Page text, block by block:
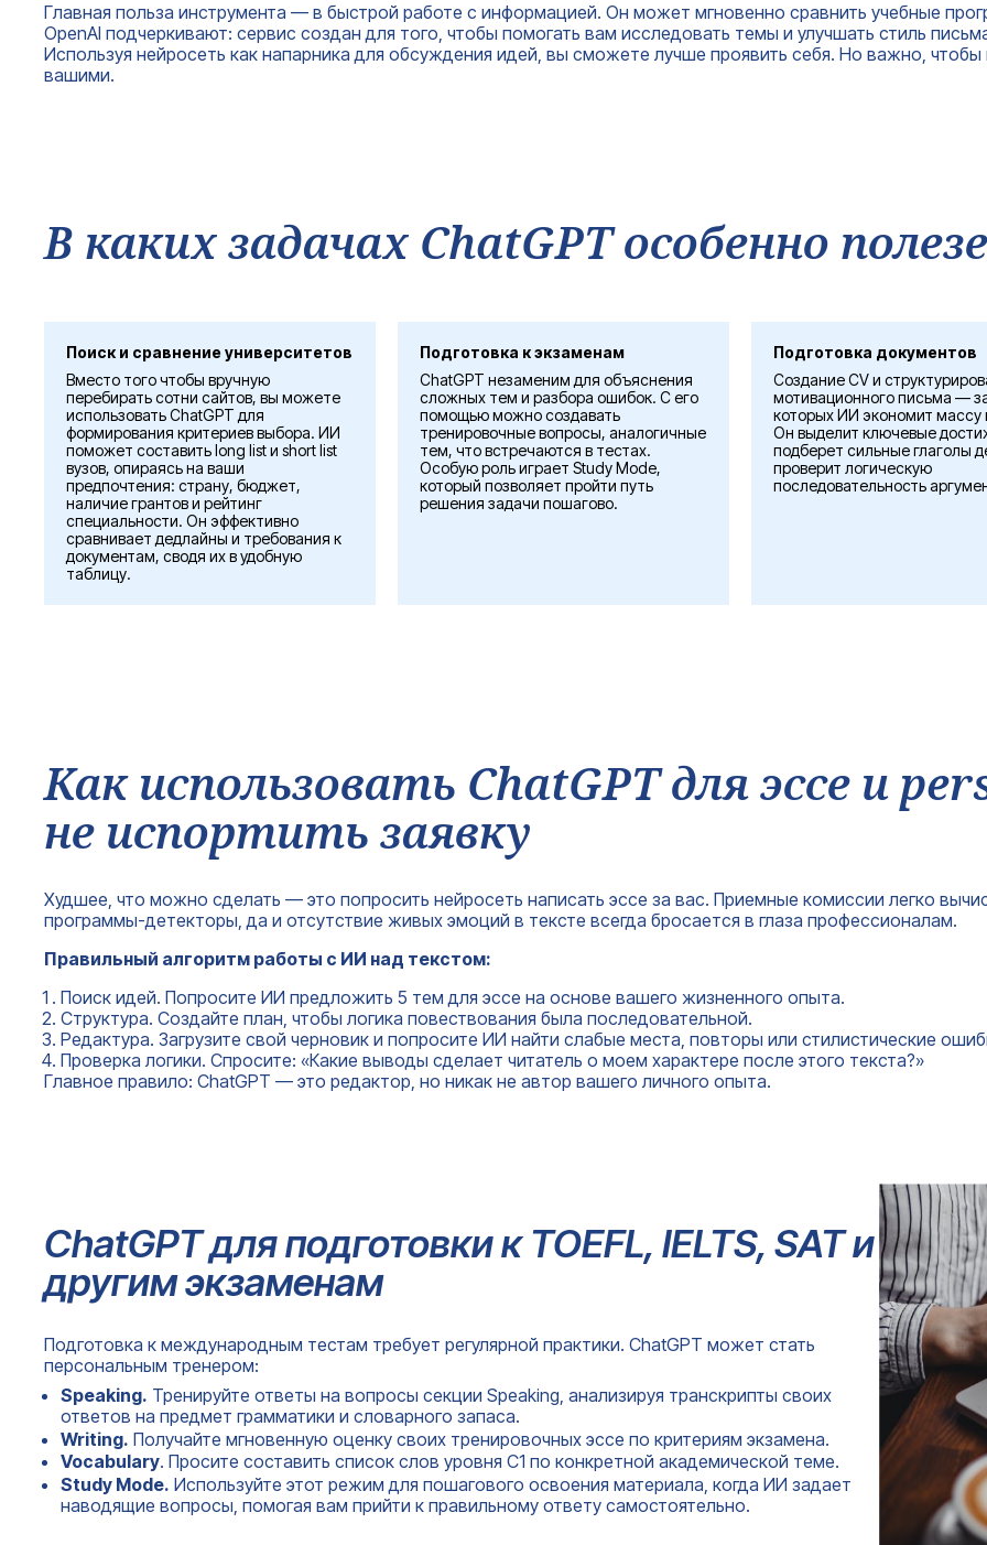
Ваше Имя*
+380
Ваш e-mail*
Получить консультацию
Главная польза инструмента — в быстрой работе с информацией. Он может мгновенно сравнить учебные
OpenAI подчеркивают: сервис создан для того, чтобы помогать вам исследовать темы и улучшать стиль
Используя нейросеть как напарника для обсуждения идей, вы сможете лучше проявить себя. Но важно,
вашими.
В каких задачах ChatGPT особенно
Поиск и сравнение университетов
Вместо того чтобы вручную
перебирать сотни сайтов, вы можете
использовать ChatGPT для
формирования критериев выбора. ИИ
поможет составить long list и short list
вузов, опираясь на ваши
предпочтения: страну, бюджет,
наличие грантов и рейтинг
специальности. Он эффективно
сравнивает дедлайны и требования к
документам, сводя их в удобную
таблицу.
Подготовка к экзаменам
ChatGPT незаменим для объяснения
сложных тем и разбора ошибок. С его
помощью можно создавать
тренировочные вопросы, аналогичные
тем, что встречаются в тестах.
Особую роль играет Study Mode,
который позволяет пройти путь
решения задачи пошагово.
Подготовка документов
Создание CV и
мотивационного письма —
которых ИИ экономит массу
Он выделит ключевые
подберет сильные глаголы
проверит логическую
последовательность
Как использовать ChatGPT для эссе и
не испортить заявку
Худшее, что можно сделать — это попросить нейросеть написать эссе за вас. Приемные комиссии легко
программы-детекторы, да и отсутствие живых эмоций в тексте всегда бросается в глаза профессионалам.
Правильный алгоритм работы с ИИ над текстом:
Поиск идей. Попросите ИИ предложить 5 тем для эссе на основе вашего жизненного опыта.
Структура. Создайте план, чтобы логика повествования была последовательной.
Редактура. Загрузите свой черновик и попросите ИИ найти слабые места, повторы или стилистические
Проверка логики. Спросите: «Какие выводы сделает читатель о моем характере после этого текста?»
Главное правило: ChatGPT — это редактор, но никак не автор вашего личного опыта.
ChatGPT для подготовки к TOEFL, IELTS, SAT и
другим экзаменам
Подготовка к международным тестам требует регулярной практики. ChatGPT может стать
персональным тренером:
Speaking. Тренируйте ответы на вопросы секции Speaking, анализируя транскрипты своих
ответов на предмет грамматики и словарного запаса.
Writing. Получайте мгновенную оценку своих тренировочных эссе по критериям экзамена.
Vocabulary. Просите составить список слов уровня C1 по конкретной академической теме.
Study Mode. Используйте этот режим для пошагового освоения материала, когда ИИ задает
наводящие вопросы, помогая вам прийти к правильному ответу самостоятельно.